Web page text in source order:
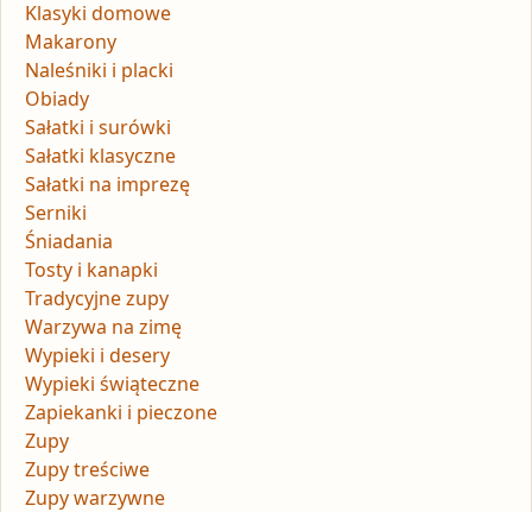
Klasyki domowe
Makarony
Naleśniki i placki
Obiady
Sałatki i surówki
Sałatki klasyczne
Sałatki na imprezę
Serniki
Śniadania
Tosty i kanapki
Tradycyjne zupy
Warzywa na zimę
Wypieki i desery
Wypieki świąteczne
Zapiekanki i pieczone
Zupy
Zupy treściwe
Zupy warzywne